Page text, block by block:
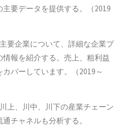
要データを提供する。（2019
要企業について、詳細な企業プ
報を紹介する。売上、粗利益
バーしています。（2019～
上、川中、川下の産業チェーン
チャネルも分析する。